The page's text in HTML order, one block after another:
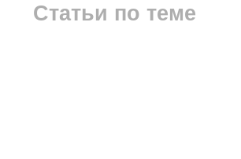
Статьи по теме